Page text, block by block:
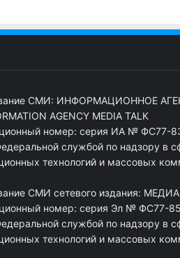
СМИ: ИНФОРМАЦИОННОЕ
AGENCY MEDIA TALK
номер: серия ИА № ФС77-
службой по надзору в
технологий и массовых
СМИ сетевого издания: МЕДИА
номер: серия Эл № ФС77-
службой по надзору в
технологий и массовых